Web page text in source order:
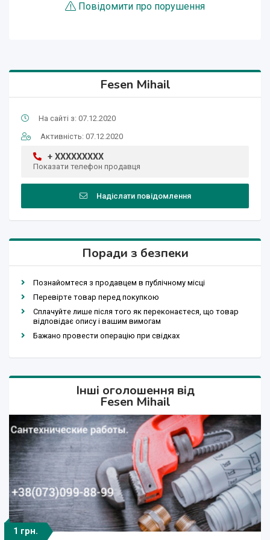
Повідомити про порушення
Fesen Mihail
На сайті з: 07.12.2020
Активність: 07.12.2020
+ XXXXXXXXX
Показати телефон продавця
Надіслати повідомлення
Поради з безпеки
Познайомтеся з продавцем в публічному місці
Перевірте товар перед покупкою
Сплачуйте лише після того як переконаєтеся, що товар
відповідає опису і вашим вимогам
Бажано провести операцію при свідках
Інші оголошення від
Fesen Mihail
19 300 €
1 грн.
1 грн.
1 грн. 1 $
23 000 $
666 000 грн.
19 300 €
1 грн.